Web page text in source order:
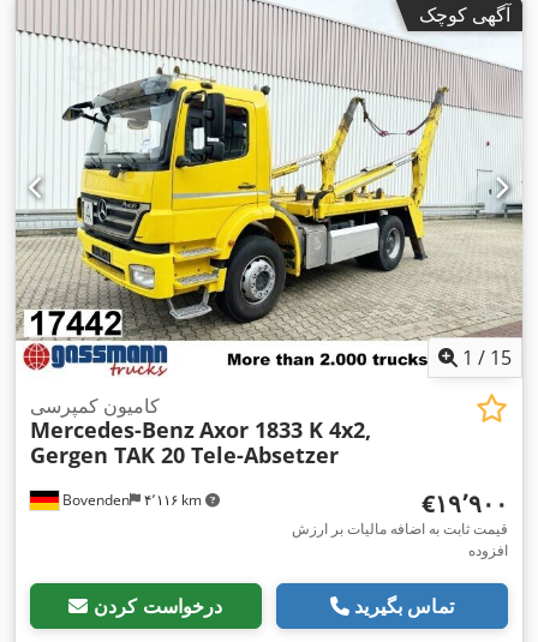
آگهی کوچک
1 / 15
Bovenden ۴٬۱۱۶ km
کامیون کمپرسی
Mercedes-BenzAxor 1833 K 4x2,
Gergen TAK 20 Tele-Absetzer
‎€۱۹٬۹۰۰
قیمت ثابت به اضافه مالیات بر ارزش
افزوده
درخواست کردن تماس بگیرید